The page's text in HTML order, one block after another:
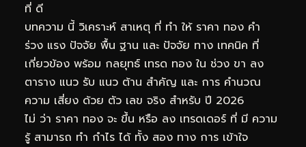
ที่ ดี
บทความ นี้ วิเคราะห์ สาเหตุ ที่ ทำ ให้ ราคา ทอง คำ
ร่วง แรง ปัจจัย พื้น ฐาน และ ปัจจัย ทาง เทคนิค ที่
เกี่ยวข้อง พร้อม กลยุทธ์ เทรด ทอง ใน ช่วง ขา ลง
ตาราง แนว รับ แนว ต้าน สำคัญ และ การ คำนวณ
ความ เสี่ยง ด้วย ตัว เลข จริง สำหรับ ปี 2026
ไม่ ว่า ราคา ทอง จะ ขึ้น หรือ ลง เทรดเดอร์ ที่ มี ความ
รู้ สามารถ ทำ กำไร ได้ ทั้ง สอง ทาง การ เข้าใจ